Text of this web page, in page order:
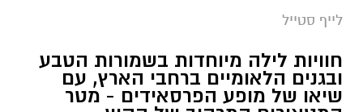
אלדה נתנאל / 07:00 09.08.26
תגים:טיול
לייף סטייל
חוויות לילה מיוחדות בשמורות הטבע
ובגנים הלאומיים ברחבי הארץ, עם
שיאו של מופע הפרסאידים - מטר